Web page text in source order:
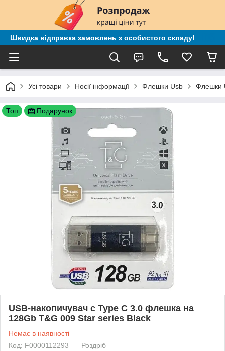
Швидка відправка замовлень з особистого складу!
Усі товари Носії інформації Флешки Usb Флешки
Топ Подарунок
USB-накопичувач c Type C 3.0 флешка на
128Gb T&G 009 Star series Black
Немає в наявності
Код: F0000112293
Роздріб